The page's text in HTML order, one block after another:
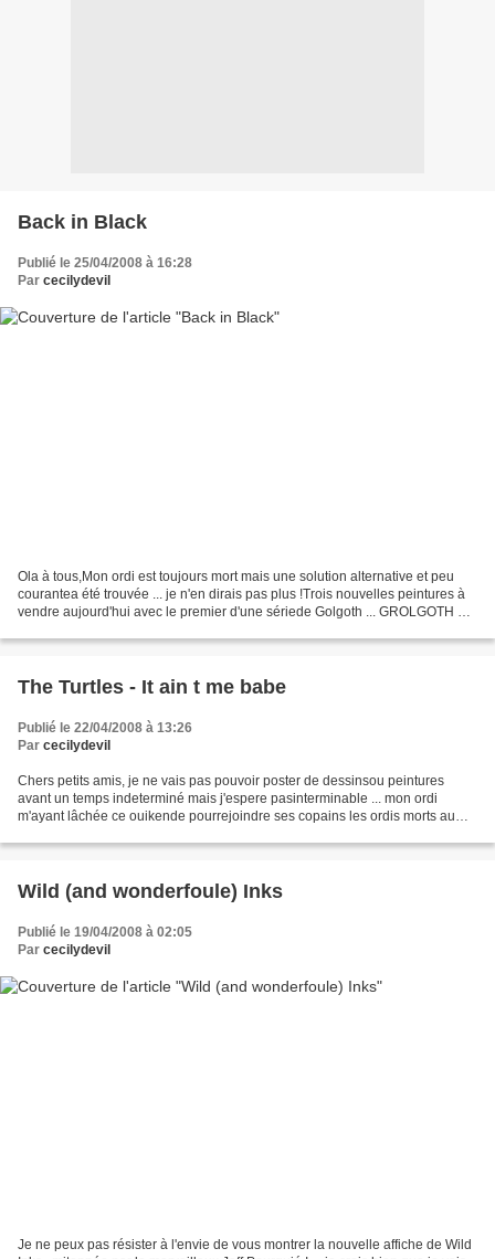
Back in Black
Publié le 25/04/2008 à 16:28
Par cecilydevil
Ola à tous,Mon ordi est toujours mort mais une solution alternative et peu
courantea été trouvée ... je n'en dirais pas plus !Trois nouvelles peintures à
vendre aujourd'hui avec le premier d'une sériede Golgoth ... GROLGOTH 1 /
The Turtles - It ain t me babe
Publié le 22/04/2008 à 13:26
Par cecilydevil
Chers petits amis, je ne vais pas pouvoir poster de dessinsou peintures
avant un temps indeterminé mais j'espere pasinterminable ... mon ordi
m'ayant lâchée ce ouikende pourrejoindre ses copains les ordis morts au
Wild (and wonderfoule) Inks
Publié le 19/04/2008 à 02:05
Par cecilydevil
Je ne peux pas résister à l'envie de vous montrer la nouvelle affiche de Wild